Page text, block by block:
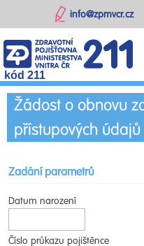
info@zpmvcr.cz
kód 211
Žádost o obnovu
přístupových údajů
Zadání parametrů
Datum narození
Číslo průkazu pojištěnce